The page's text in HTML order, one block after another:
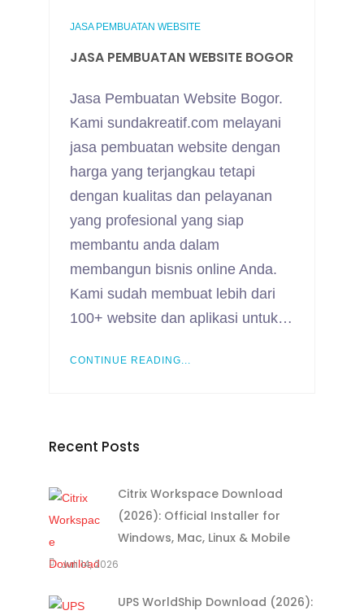
JASA PEMBUATAN WEBSITE
JASA PEMBUATAN WEBSITE BOGOR
Jasa Pembuatan Website Bogor.
Kami sundakreatif.com melayani
jasa pembuatan website dengan
harga yang terjangkau tetapi
dengan kualitas dan pelayanan
yang profesional yang siap
membantu anda dalam
membangun bisnis online Anda.
Kami sudah membuat lebih dari
100+ website dan aplikasi untuk…
CONTINUE READING...
Recent Posts
Citrix Workspace Download
(2026): Official Installer for
Windows, Mac, Linux & Mobile
Juli 14, 2026
UPS WorldShip Download (2026):